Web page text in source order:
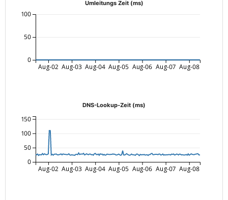
Umleitungs Zeit (ms)
Aug-02 Aug-03 Aug-04 Aug-05 Aug-06 Aug-07 Aug-08
0
50
100
DNS-Lookup-Zeit (ms)
Aug-02 Aug-03 Aug-04 Aug-05 Aug-06 Aug-07 Aug-08
0
50
100
150